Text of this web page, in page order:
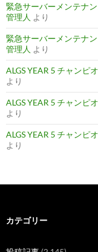
緊急サーバーメンテナ
管理人 より
緊急サーバーメンテナ
管理人 より
ALGS YEAR 5 チャンピ
より
ALGS YEAR 5 チャンピ
より
ALGS YEAR 5 チャンピ
より
カテゴリー